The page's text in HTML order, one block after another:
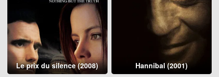
Le prix du silence (2008) Hannibal (2001)